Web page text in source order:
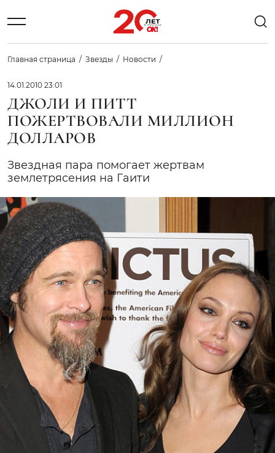
Главная страница Звезды Новости
14.01.2010 23:01
ДЖОЛИ И ПИТТ
ПОЖЕРТВОВАЛИ МИЛЛИОН
ДОЛЛАРОВ
Звездная пара помогает жертвам
землетрясения на Гаити